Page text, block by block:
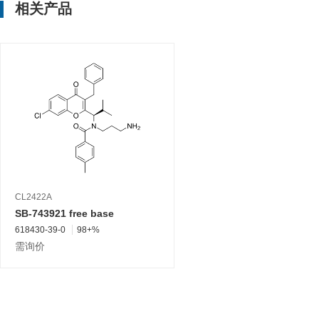
相关产品
CL2422A
SB-743921 free base
618430-39-0 98+%
需询价